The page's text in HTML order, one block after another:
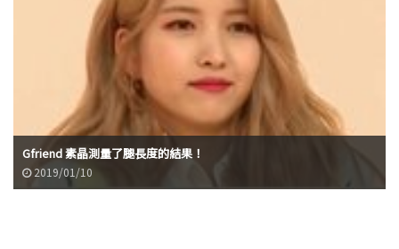
Gfriend 素晶測量了腿長度的結果！
2019/01/10